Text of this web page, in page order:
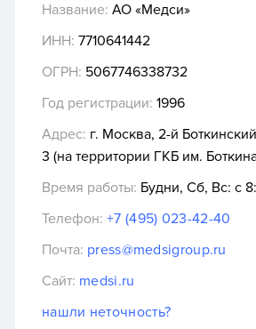
Название: АО «Медси»
ИНН: 7710641442
ОГРН: 5067746338732
Год регистрации: 1996
Адрес: г. Москва, 2-й
3 (на территории ГКБ им.
Время работы: Будни, Сб, Вс: c
Телефон: +7 (495) 023-42-40
Почта: press@medsigroup.ru
Сайт: medsi.ru
нашли неточность?